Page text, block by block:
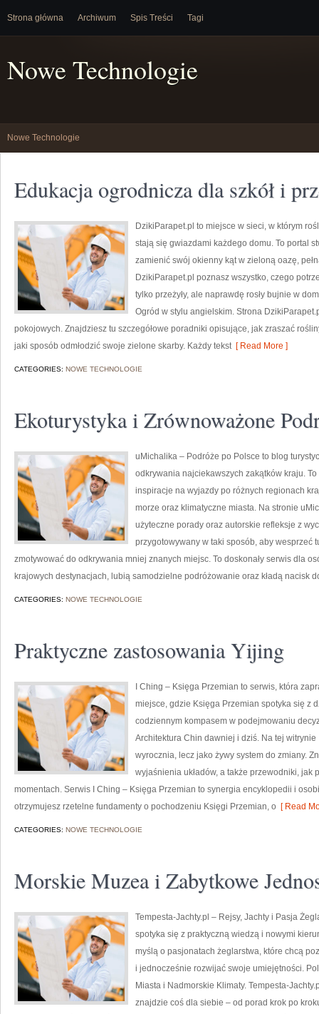
Strona główna Archiwum Spis Treści Tagi
Nowe Technologie
Nowe Technologie
Edukacja ogrodnicza dla szkół i
DzikiParapet.pl to miejsce w sieci, w którym
stają się gwiazdami każdego domu. To portal
zamienić swój okienny kąt w zieloną oazę,
DzikiParapet.pl poznasz wszystko, czego
tylko przeżyły, ale naprawdę rosły bujnie w
Ogród w stylu angielskim. Strona
pokojowych. Znajdziesz tu szczegółowe poradniki opisujące, jak zraszać
jaki sposób odmłodzić swoje zielone skarby. Każdy tekst[ Read More ]
CATEGORIES: NOWE TECHNOLOGIE
Ekoturystyka i Zrównoważone
uMichalika – Podróże po Polsce to blog
odkrywania najciekawszych zakątków kraju.
inspiracje na wyjazdy po różnych regionach
morze oraz klimatyczne miasta. Na stronie
użyteczne porady oraz autorskie refleksje z
przygotowywany w taki sposób, aby wesprzeć
zmotywować do odkrywania mniej znanych miejsc. To doskonały serwis dla
krajowych destynacjach, lubią samodzielne podróżowanie oraz kładą nacisk
CATEGORIES: NOWE TECHNOLOGIE
Praktyczne zastosowania Yijing
I Ching – Księga Przemian to serwis, która
miejsce, gdzie Księga Przemian spotyka się z
codziennym kompasem w podejmowaniu
Architektura Chin dawniej i dziś. Na tej
wyrocznia, lecz jako żywy system do zmiany.
wyjaśnienia układów, a także przewodniki, jak
momentach. Serwis I Ching – Księga Przemian to synergia encyklopedii i
otrzymujesz rzetelne fundamenty o pochodzeniu Księgi Przemian, o [ Read
CATEGORIES: NOWE TECHNOLOGIE
Morskie Muzea i Zabytkowe
Tempesta-Jachty.pl – Rejsy, Jachty i Pasja
spotyka się z praktyczną wiedzą i nowymi
myślą o pasjonatach żeglarstwa, które chcą
i jednocześnie rozwijać swoje umiejętności.
Miasta i Nadmorskie Klimaty. Tempesta-
znajdzie coś dla siebie – od porad krok po